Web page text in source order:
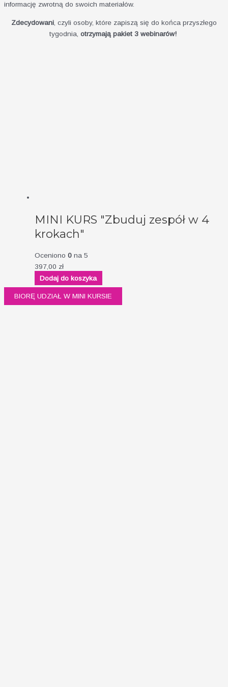
informację zwrotną do swoich materiałów.
Zdecydowani , czyli osoby, które zapiszą się do końca przyszłego
tygodnia, otrzymają pakiet 3 webinarów!
MINI KURS "Zbuduj zespół w 4
krokach"
Oceniono 0 na 5
397,00 zł
Dodaj do koszyka
BIORĘ UDZIAŁ W MINI KURSIE